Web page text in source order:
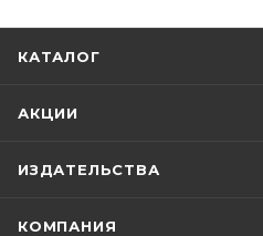
КАТАЛОГ
АКЦИИ
ИЗДАТЕЛЬСТВА
КОМПАНИЯ